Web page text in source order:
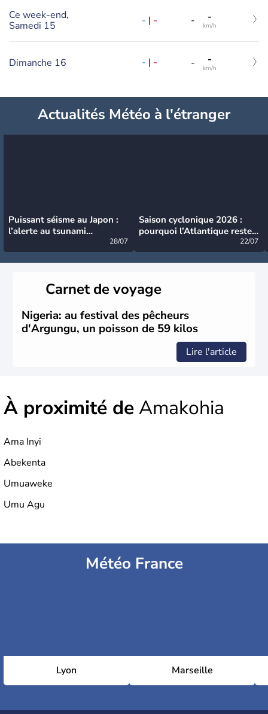
Ce week-end,
Samedi 15
- | - - -
km/h
Dimanche 16 - | - - -
km/h
Actualités Météo à l'étranger
Puissant séisme au Japon :
l’alerte au tsunami
28/07
Saison cyclonique 2026 :
pourquoi l’Atlantique reste
22/07
Carnet de voyage
Nigeria: au festival des pêcheurs
d'Argungu, un poisson de 59 kilos
Lire l'article
À proximité deAmakohia
Ama Inyi
Abekenta
Umuaweke
Umu Agu
Météo France
Lyon Marseille